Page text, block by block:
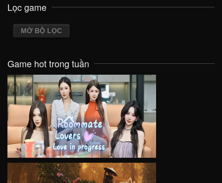
Lọc game
MỞ BỘ LỌC
Game hot trong tuần
VIEW